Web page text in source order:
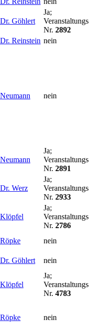
Göhlert
Ja;
Nr. 2892
Reinstein nein
nein
Ja;
Nr. 2891
Werz
Ja;
Nr. 2933
Ja;
Nr. 2786
nein
Göhlert nein
Ja;
Nr. 4783
nein